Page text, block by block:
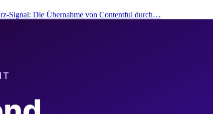
Signal: Die Übernahme von Contentful durch…